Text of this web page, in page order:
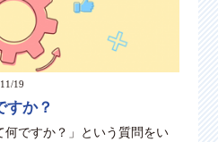
19
すか？
ですか？」という質問をい